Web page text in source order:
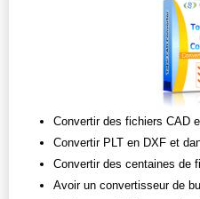
Convertir des fichiers CAD
Convertir PLT en DXF et
Convertir des centaines de
Avoir un convertisseur de